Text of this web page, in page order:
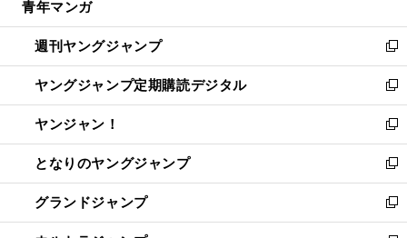
開
く
ウ
で
開
く
ン
ド
ウ
で
開
く
ウ
ィ
ン
ド
ウ
で
開
く
青年マンガ
週刊ヤングジャンプ
新
し
い
ウ
ィ
ン
ド
ウ
で
開
ヤングジャンプ定期購読デジタル
新
し
い
ウ
ィ
ン
ド
ウ
ヤンジャン！
新
し
い
ウ
ィ
ン
となりのヤングジャンプ
新
し
い
ウ
グランドジャンプ
新
し